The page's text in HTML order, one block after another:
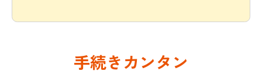
手続きカンタン